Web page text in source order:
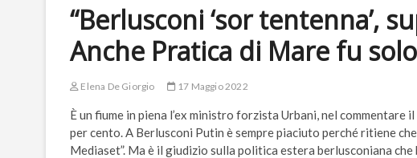
“Berlusconi ‘sor tentenna’,
Anche Pratica di Mare fu
Elena De Giorgio 17 Maggio 2022
È un fiume in piena l’ex ministro forzista Urbani, nel
per cento. A Berlusconi Putin è sempre piaciuto perché ritiene
Mediaset”. Ma è il giudizio sulla politica estera berlusconiana